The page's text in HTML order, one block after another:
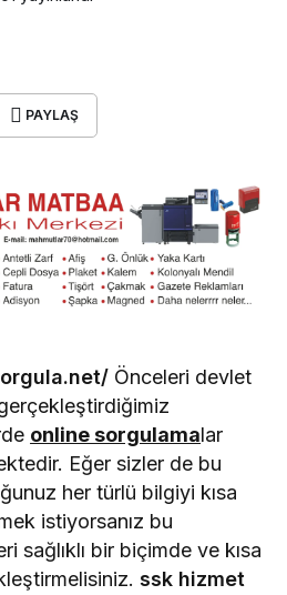
PAYLAŞ
Önceleri devlet
gerçekleştirdiğimiz
online sorgulamalar
Eğer sizler de bu
her türlü bilgiyi kısa
istiyorsanız bu
sağlıklı bir biçimde ve kısa
ssk hizmet